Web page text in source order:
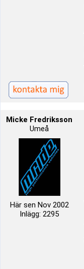
Micke Fredriksson
Umeå
Här sen Nov 2002
Inlägg: 2295